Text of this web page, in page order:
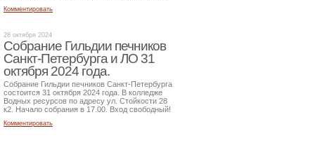
Комментировать
28 октября 2024
Собрание Гильдии печников
Санкт-Петербурга и ЛО 31
октября 2024 года.
Собрание Гильдии печников Санкт-Петербурга
состоится 31 октября 2024 года. В колледже
Водных ресурсов по адресу ул. Стойкости 28
к2. Начало собрания в 17.00. Вход свободный!
Комментировать